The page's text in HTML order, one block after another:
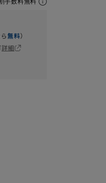
無料）
詳細